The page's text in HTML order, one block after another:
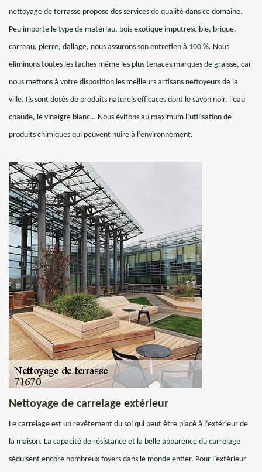
nettoyage de terrasse propose des services de qualité dans ce domaine.
Peu importe le type de matériau, bois exotique imputrescible, brique,
carreau, pierre, dallage, nous assurons son entretien à 100 %. Nous
éliminons toutes les taches même les plus tenaces marques de graisse, car
nous mettons à votre disposition les meilleurs artisans nettoyeurs de la
ville. Ils sont dotés de produits naturels efficaces dont le savon noir, l’eau
chaude, le vinaigre blanc… Nous évitons au maximum l’utilisation de
produits chimiques qui peuvent nuire à l’environnement.
Nettoyage de carrelage extérieur
Le carrelage est un revêtement du sol qui peut être placé à l’extérieur de
la maison. La capacité de résistance et la belle apparence du carrelage
séduisent encore nombreux foyers dans le monde entier. Pour l’extérieur